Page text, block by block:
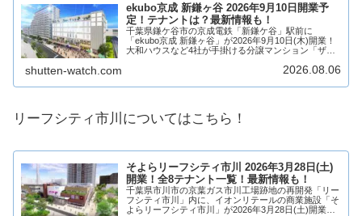
ekubo京成 新鎌ヶ谷 2026年9月10日開業予
定！テナントは？最新情報も！
千葉県鎌ケ谷市の京成電鉄「新鎌ケ谷」駅前に
「ekubo京成 新鎌ヶ谷」が2026年9月10日(木)開業！
大和ハウスなど4社が手掛ける分譲マンション「ザ・
設が入る「商業棟」で構成され、商業棟には...
shutten-watch.com 2026.08.06
リーフシティ市川についてはこちら！
そよらリーフシティ市川 2026年3月28日(土)
開業！全8テナント一覧！最新情報も！
千葉県市川市の京葉ガス市川工場跡地の再開発「リー
フシティ市川」内に、イオンリテールの商業施設「そ
よらリーフシティ市川」が2026年3月28日(土)開業！